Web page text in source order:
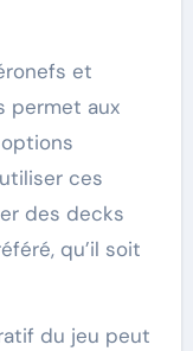
et
permet aux
ces
des decks
qu’il soit
du jeu peut